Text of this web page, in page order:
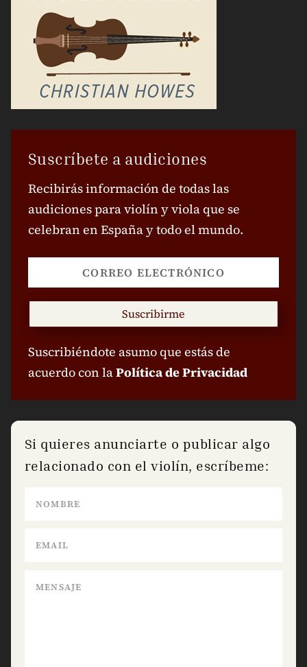
Suscríbete a audiciones
Recibirás información de todas las
audiciones para violín y viola que se
celebran en España y todo el mundo.
Suscribirme
Suscribiéndote asumo que estás de
acuerdo con laPolítica de Privacidad
Si quieres anunciarte o publicar algo
relacionado con el violín, escríbeme: